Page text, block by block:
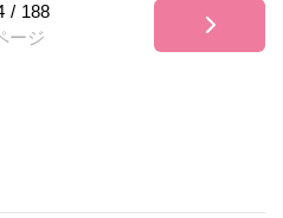
/ 188
ージ